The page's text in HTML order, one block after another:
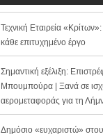
Τεχνική Εταιρεία
κάθε επιτυχημένο έργο
Σημαντική εξέλιξη:
Μπουμπούρα | Ξανά σε
αερομεταφοράς για τη
Δημόσιο «ευχαριστώ»